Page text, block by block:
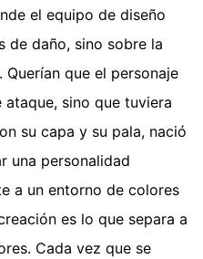
el equipo de diseño
de daño, sino sobre la
que el personaje
sino que tuviera
su capa y su pala, nació
una personalidad
a un entorno de colores
es lo que separa a
Cada vez que se